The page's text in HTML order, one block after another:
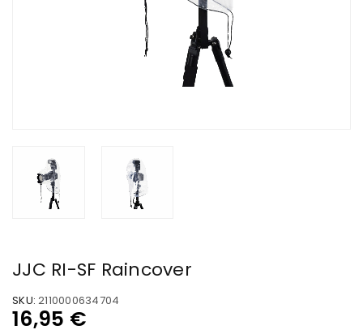
JJC RI-SF Raincover
SKU: 2110000634704
16,95 €